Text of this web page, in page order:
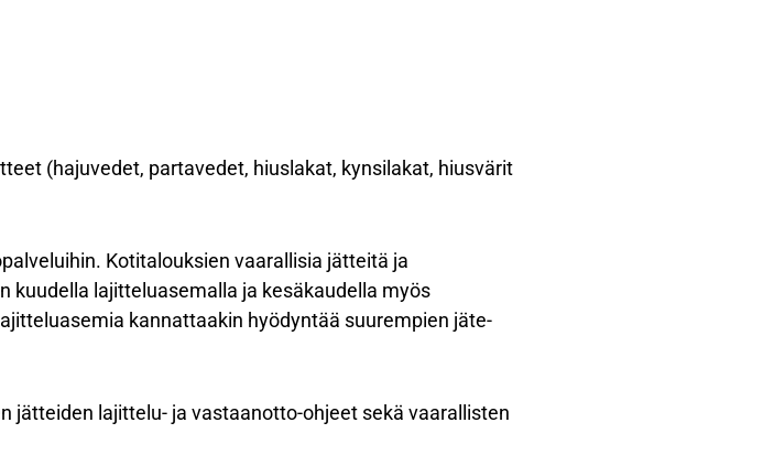
(hajuvedet, partavedet, hiuslakat, kynsilakat, hiusvärit
Kotitalouksien vaarallisia jätteitä ja
lajitteluasemalla ja kesäkaudella myös
kannattaakin hyödyntää suurempien jäte-
jätteiden lajittelu- ja vastaanotto-ohjeet sekä vaarallisten